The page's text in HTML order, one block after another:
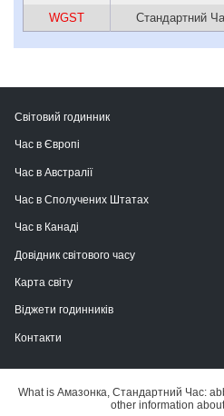
WGST
Стандартний
Світовий годинник
Час в Європі
Час в Австралії
Час в Сполучених Штатах
Час в Канаді
Довідник світового часу
Карта світу
Віджети годинників
Контакти
What is Амазонка, Стандартний Час:
other information